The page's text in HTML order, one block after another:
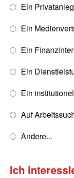
Ein
Ein
Ein
Ein
Ein
Auf
Andere...
Ich